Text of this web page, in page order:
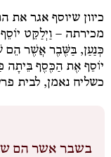
כיוון שיוסף אגר
מכירתה – וַיְלַקֵּט
כְּנַעַן, בַּשֶּׁבֶר אֲשֶׁר הֵם
יוֹסֵף אֶת הַכֶּסֶף בֵּיתָה
כשליח נאמן, לבית
בשבר אשר הם